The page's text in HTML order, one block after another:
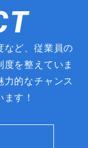
など、従業員の
を整えていま
力的なチャンス
す！